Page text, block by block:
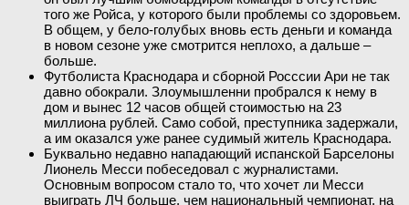
того же Ройса, у которого были проблемы со здоровьем.
В общем, у бело-голубых вновь есть деньги и команда
в новом сезоне уже смотрится неплохо, а дальше –
больше.
Футболиста Краснодара и сборной Росссии Ари не так
давно обокрали. Злоумышленни пробрался к нему в
дом и вынес 12 часов общей стоимостью на 23
миллиона рублей. Само собой, преступника задержали,
а им оказался уже ранее судимый житель Краснодара.
Буквально недавно нападающий испанской Барселоны
Лионель Месси побеседовал с журналистами.
Основным вопросом стало то, что хочет ли Месси
выиграть ЛЧ больше, чем национальный чемпионат, на